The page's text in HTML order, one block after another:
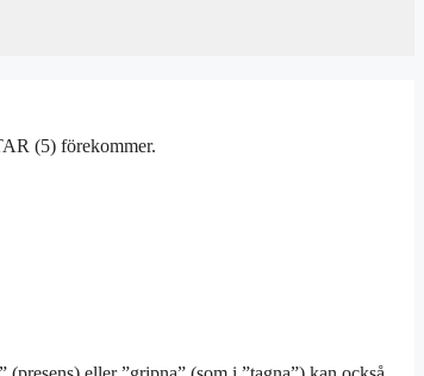
(5) förekommer.